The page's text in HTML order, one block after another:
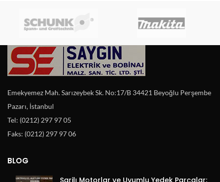
Emekyemez Mah. Sarızeybek Sk. No:17/B 34421 Beyoğlu Perşembe
Pazarı, İstanbul
Tel: (0212) 297 97 05
Faks: (0212) 297 97 06
BLOG